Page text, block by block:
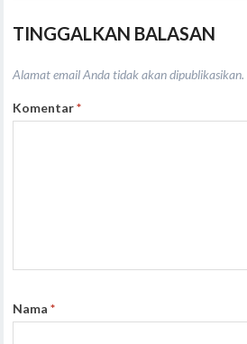
TINGGALKAN BALASAN
Alamat email Anda tidak akan dipublikasikan.
Komentar*
Nama*